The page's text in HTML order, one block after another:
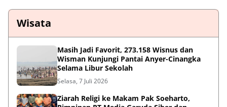
ADVERTISEMENT
Wisata
Masih Jadi Favorit, 273.158 Wisnus dan
Wisman Kunjungi Pantai Anyer-Cinangka
Selama Libur Sekolah
Selasa, 7 Juli 2026
Ziarah Religi ke Makam Pak Soeharto,